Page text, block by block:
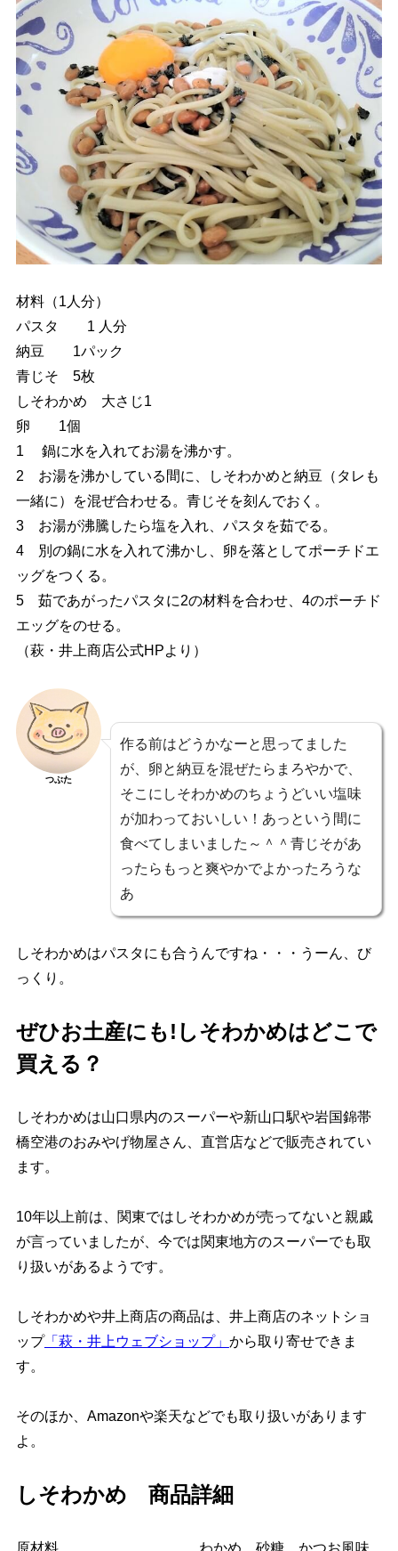
材料（1人分）
パスタ 1 人分
納豆 1パック
青じそ 5枚
しそわかめ 大さじ1
卵 1個
1 鍋に水を入れてお湯を沸かす。
2 お湯を沸かしている間に、しそわかめと納豆（タレも
一緒に）を混ぜ合わせる。青じそを刻んでおく。
3 お湯が沸騰したら塩を入れ、パスタを茹でる。
4 別の鍋に水を入れて沸かし、卵を落としてポーチドエ
ッグをつくる。
5 茹であがったパスタに2の材料を合わせ、4のポーチド
エッグをのせる。
（萩・井上商店公式HPより）
つぶた
作る前はどうかなーと思ってました
が、卵と納豆を混ぜたらまろやかで、
そこにしそわかめのちょうどいい塩味
が加わっておいしい！あっという間に
食べてしまいました～＾＾青じそがあ
ったらもっと爽やかでよかったろうな
あ
しそわかめはパスタにも合うんですね・・・うーん、び
っくり。
ぜひお土産にも!しそわかめはどこで
買える？
しそわかめは山口県内のスーパーや新山口駅や岩国錦帯
橋空港のおみやげ物屋さん、直営店などで販売されてい
ます。
10年以上前は、関東ではしそわかめが売ってないと親戚
が言っていましたが、今では関東地方のスーパーでも取
り扱いがあるようです。
しそわかめや井上商店の商品は、井上商店のネットショ
ップ「萩・井上ウェブショップ」 から取り寄せできま
す。
そのほか、Amazonや楽天などでも取り扱いがあります
よ。
しそわかめ 商品詳細